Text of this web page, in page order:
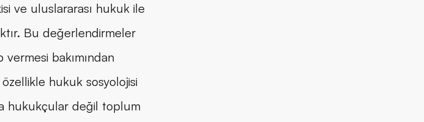
ve uluslararası hukuk ile
Bu değerlendirmeler
bakımından
hukuk sosyolojisi
hukukçular değil toplum